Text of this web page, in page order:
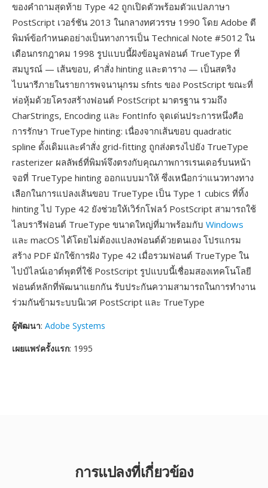
ของคำถามสุดท้าย Type 42 ถูกเปิดตัวพร้อมตัวแปลภาษา
PostScript เวอร์ชัน 2013 ในกลางทศวรรษ 1990 โดย Adobe ตี
พิมพ์ข้อกำหนดอย่างเป็นทางการเป็น Technical Note #5012 ใน
เดือนกรกฎาคม 1998 รูปแบบนี้ฝังข้อมูลฟอนต์ TrueType ที่
สมบูรณ์ — เส้นขอบ, คำสั่ง hinting และตาราง — เป็นสตริง
ไบนารีภายในรายการพจนานุกรม sfnts ของ PostScript ขณะที่
ห่อหุ้มด้วยโครงสร้างฟอนต์ PostScript มาตรฐาน รวมถึง
CharStrings, Encoding และ FontInfo จุดเด่นประการหนึ่งคือ
การรักษา TrueType hinting: เนื่องจากเส้นขอบ quadratic
spline ดั้งเดิมและคำสั่ง grid-fitting ถูกส่งตรงไปยัง TrueType
rasterizer ผลลัพธ์ที่พิมพ์จึงตรงกับคุณภาพการเรนเดอร์บนหน้า
จอที่ TrueType hinting ออกแบบมาให้ ซึ่งเหนือกว่าแนวทางทาง
เลือกในการแปลงเส้นขอบ TrueType เป็น Type 1 cubics ที่ทิ้ง
hinting ไป Type 42 ยังช่วยให้เวิร์กโฟลว์ PostScript สามารถใช้
ไลบรารีฟอนต์ TrueType ขนาดใหญ่ที่มาพร้อมกับ Windows
และ macOS ได้โดยไม่ต้องแปลงฟอนต์ด้วยตนเอง โปรแกรม
สร้าง PDF มักใช้การฝัง Type 42 เมื่อรวมฟอนต์ TrueType ใน
ไปป์ไลน์เอาต์พุตที่ใช้ PostScript รูปแบบนี้เชื่อมสองเทคโนโลยี
ฟอนต์หลักที่พัฒนาแยกกัน รับประกันความสามารถในการทำงาน
ร่วมกันข้ามระบบนิเวศ PostScript และ TrueType
ผู้พัฒนา: Adobe Systems
เผยแพร่ครั้งแรก: 1995
การแปลงที่เกี่ยวข้อง